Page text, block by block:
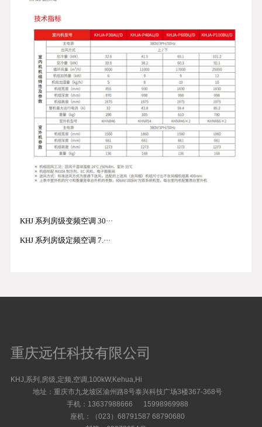
KHJ 系列房级变频空调 30···
KHJ 系列房级定频空调 7.···
重庆远任科技有限公司
KHJ,系列,房级,定频,空调,100kW,Kehua,Hi
地址：重庆市九龙坡区渝州路8号泰兴科技广场3楼367-368号
手机：13637988666 15998969988
座机：（023）68791587 68790680